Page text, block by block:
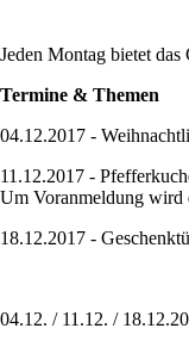
Jeden Montag bietet
Termine & Themen
04.12.2017 -
11.12.2017 -
Um Voranmeldung wird
18.12.2017 -
04.12. / 11.12. /